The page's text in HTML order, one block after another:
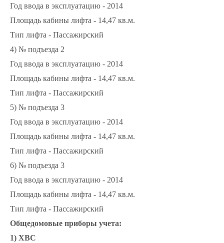
Год ввода в эксплуатацию - 2014
Площадь кабины лифта - 14,47 кв.м.
Тип лифта - Пассажирский
4) № подъезда 2
Год ввода в эксплуатацию - 2014
Площадь кабины лифта - 14,47 кв.м.
Тип лифта - Пассажирский
5) № подъезда 3
Год ввода в эксплуатацию - 2014
Площадь кабины лифта - 14,47 кв.м.
Тип лифта - Пассажирский
6) № подъезда 3
Год ввода в эксплуатацию - 2014
Площадь кабины лифта - 14,47 кв.м.
Тип лифта - Пассажирский
Общедомовые приборы учета:
1) ХВС